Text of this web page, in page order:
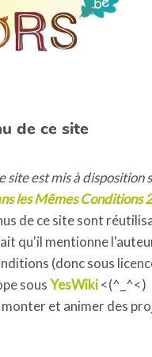
de ce site
est mis à disposition
les Mêmes Conditions
de ce site sont
qu'il mentionne
(donc sous
sousYesWiki<(^_^<)
et animer des